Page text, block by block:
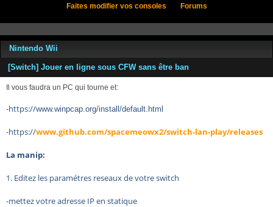
Faites modifier vos consoles
Forums
Nintendo Wii
[Switch] Jouer en ligne sous CFW sans être ban
Il vous faudra un PC qui tourne et:
-https://www.winpcap.org/install/default.html
-https://www.github.com/spacemeowx2/switch-lan-play/releases
La manip:
1. Editez les paramétres reseaux de votre switch
-mettez votre adresse IP en statique